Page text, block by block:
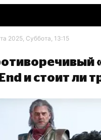
2025, Суббота, 13:15
и стоит ли